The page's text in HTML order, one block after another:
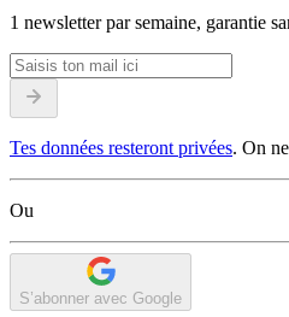
1 newsletter par semaine, garantie
Tes données resteront privées. On
Ou
S’abonner avec Google